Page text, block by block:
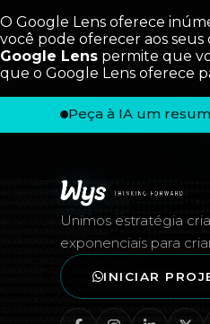
O Google Lens oferece
você pode oferecer aos
Google Lens permite que
que o Google Lens oferece
Rodapé — Agência
Peça à IA um
Unimos estratégia
exponenciais para
INICIAR